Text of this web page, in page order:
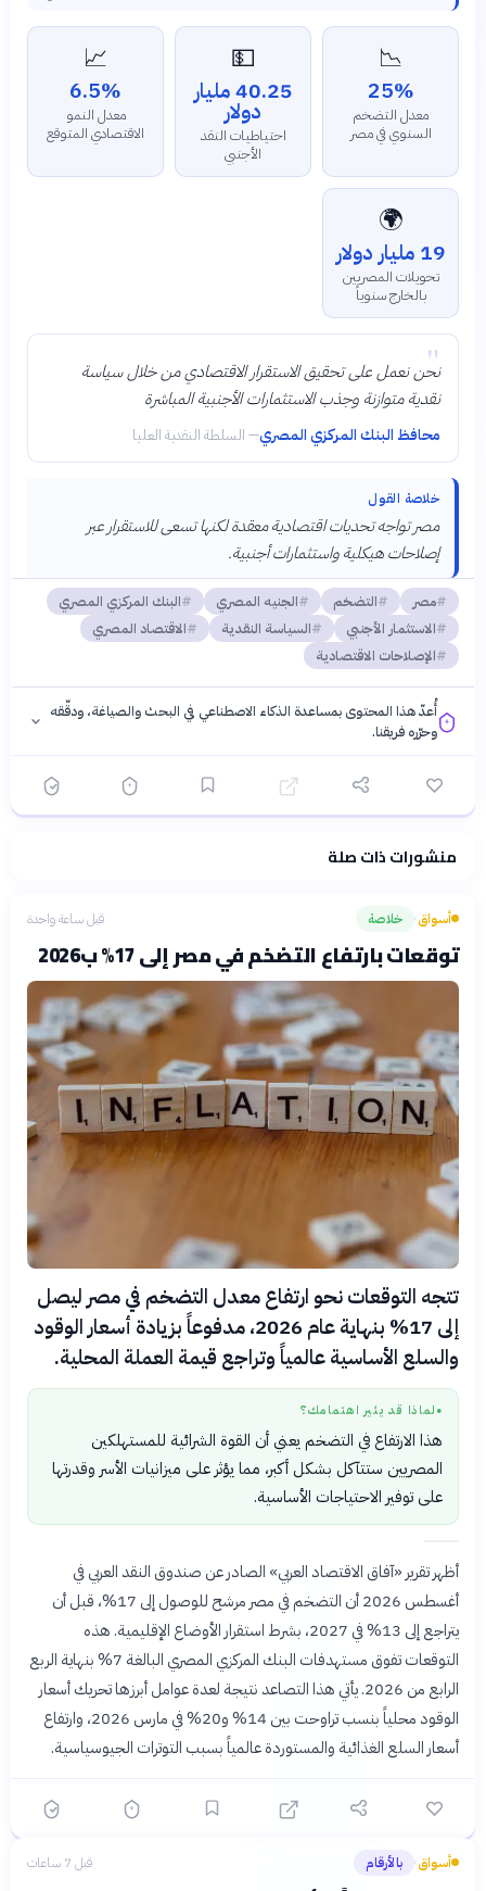
📉
25%
معدل التضخم
السنوي في مصر
💵
40.25 مليار
دولار
احتياطيات النقد
الأجنبي
📈
6.5%
معدل النمو
الاقتصادي المتوقع
🌍
19 مليار دولار
تحويلات المصريين
بالخارج سنوياً
"
نحن نعمل على تحقيق الاستقرار الاقتصادي من خلال سياسة
نقدية متوازنة وجذب الاستثمارات الأجنبية المباشرة
محافظ البنك المركزي المصري— السلطة النقدية العليا
خلاصة القول
مصر تواجه تحديات اقتصادية معقدة لكنها تسعى للاستقرار عبر
إصلاحات هيكلية واستثمارات أجنبية.
مصر التضخم الجنيه المصري
البنك المركزي المصري
الاستثمار الأجنبي
السياسة النقدية
الاقتصاد المصري
الإصلاحات الاقتصادية
أُعدّ هذا المحتوى بمساعدة الذكاء الاصطناعي في البحث والصياغة، ودقّقه
وحرّره فريقنا.
فلسفتنا المعرفية· سياسة الذكاء الاصطناعيمنشورات ذات صلة
أسواق› خلاصة قبل ساعة واحدة
توقعات بارتفاع التضخم في مصر إلى 17% ب2026
تتجه التوقعات نحو ارتفاع معدل التضخم في مصر ليصل
إلى 17% بنهاية عام 2026، مدفوعاً بزيادة أسعار الوقود
والسلع الأساسية عالمياً وتراجع قيمة العملة المحلية.
● لماذا قد يثير اهتمامك؟
هذا الارتفاع في التضخم يعني أن القوة الشرائية للمستهلكين
المصريين ستتآكل بشكل أكبر، مما يؤثر على ميزانيات الأسر وقدرتها
على توفير الاحتياجات الأساسية.
أظهر تقرير «آفاق الاقتصاد العربي» الصادر عن صندوق النقد العربي في
أغسطس 2026 أن التضخم في مصر مرشح للوصول إلى 17%، قبل أن
يتراجع إلى 13% في 2027، بشرط استقرار الأوضاع الإقليمية. هذه
التوقعات تفوق مستهدفات البنك المركزي المصري البالغة 7% بنهاية الربع
الرابع من 2026. يأتي هذا التصاعد نتيجة لعدة عوامل أبرزها تحريك أسعار
الوقود محلياً بنسب تراوحت بين 14% و20% في مارس 2026، وارتفاع
أسعار السلع الغذائية والمستوردة عالمياً بسبب التوترات الجيوسياسية.
أسواق› بالأرقام قبل 7 ساعات